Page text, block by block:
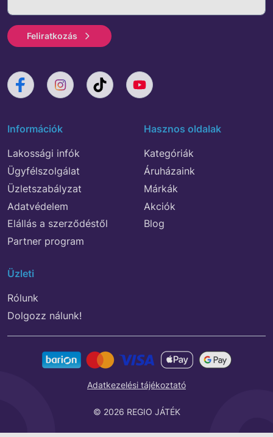
Feliratkozás
Információk
Lakossági infók
Ügyfélszolgálat
Üzletszabályzat
Adatvédelem
Elállás a szerződéstől
Partner program
Hasznos oldalak
Kategóriák
Áruházaink
Márkák
Akciók
Blog
Üzleti
Rólunk
Dolgozz nálunk!
© 2026 REGIO JÁTÉK
Adatkezelési tájékoztató